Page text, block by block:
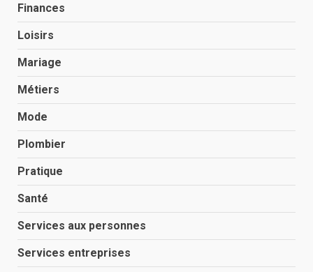
Finances
Loisirs
Mariage
Métiers
Mode
Plombier
Pratique
Santé
Services aux personnes
Services entreprises